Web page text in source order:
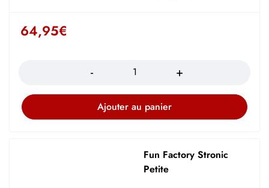
64,95€
Ajouter au panier
Fun Factory Stronic
Petite